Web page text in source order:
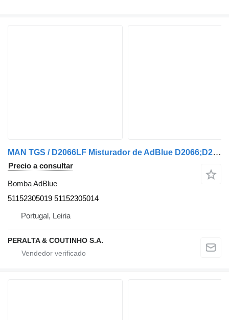
MAN TGS / D2066LF Misturador de AdBlue D2066;D2076 51152305019 bomba AdBlue para MAN camión
Precio a consultar
Bomba AdBlue
51152305019 51152305014
Portugal, Leiria
PERALTA & COUTINHO S.A.